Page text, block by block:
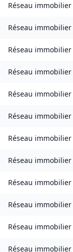
Réseau immobilier
Réseau immobilier
Réseau immobilier
Réseau immobilier
Réseau immobilier
Réseau immobilier
Réseau immobilier
Réseau immobilier
Réseau immobilier
Réseau immobilier
Réseau immobilier
Réseau immobilier